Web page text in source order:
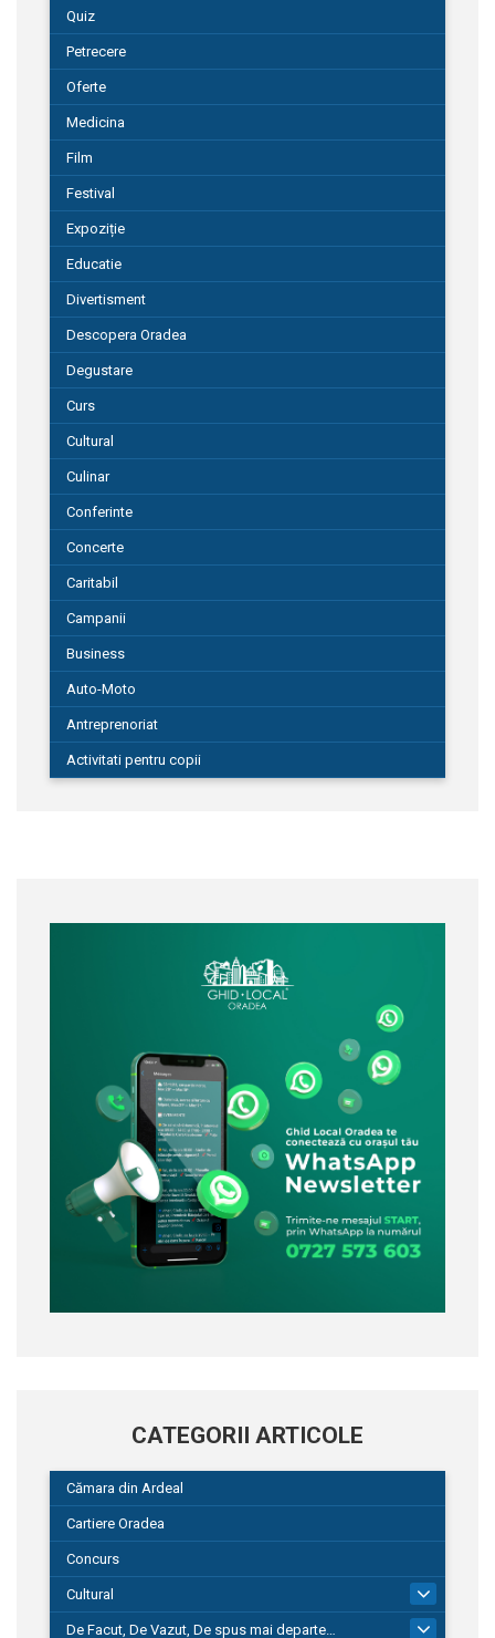
Quiz
Petrecere
Oferte
Medicina
Film
Festival
Expoziție
Educatie
Divertisment
Descopera Oradea
Degustare
Curs
Cultural
Culinar
Conferinte
Concerte
Caritabil
Campanii
Business
Auto-Moto
Antreprenoriat
Activitati pentru copii
CATEGORII ARTICOLE
Cămara din Ardeal
Cartiere Oradea
Concurs
Cultural
De Facut, De Vazut, De spus mai departe…
580